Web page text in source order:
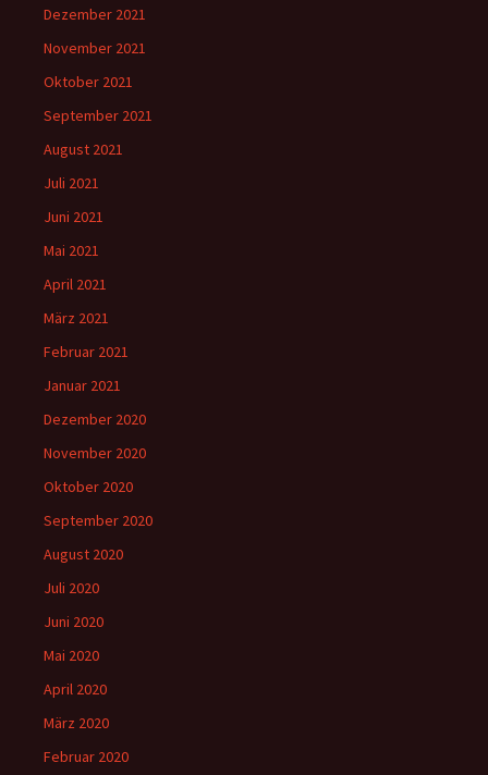
Dezember 2021
November 2021
Oktober 2021
September 2021
August 2021
Juli 2021
Juni 2021
Mai 2021
April 2021
März 2021
Februar 2021
Januar 2021
Dezember 2020
November 2020
Oktober 2020
September 2020
August 2020
Juli 2020
Juni 2020
Mai 2020
April 2020
März 2020
Februar 2020